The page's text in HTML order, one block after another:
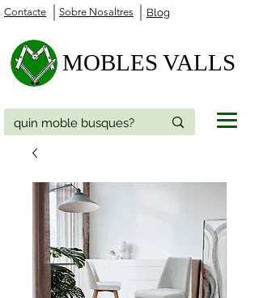
Contacte Blog
Sobre Nosaltres
MOBLES VALLS